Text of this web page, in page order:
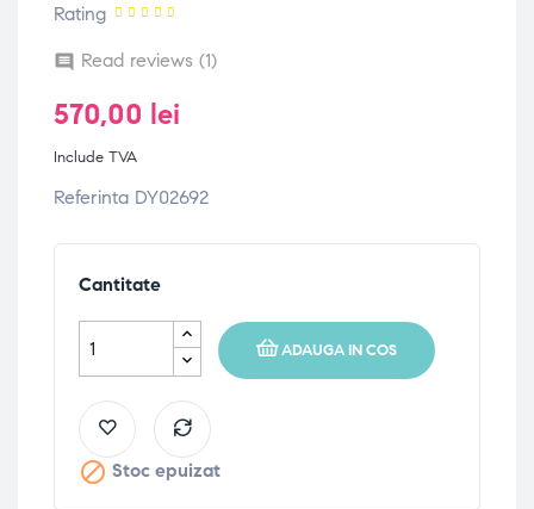
Rating
 Read reviews (1)
570,00 lei
Include TVA
Referinta DY02692
Cantitate
ADAUGA IN COS
 Stoc epuizat